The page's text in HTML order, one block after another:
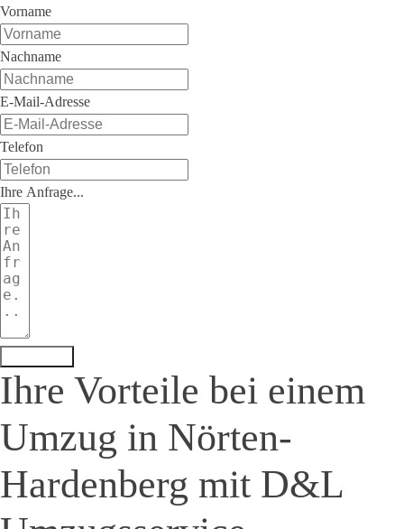
Vorname
Nachname
E-Mail-Adresse
Telefon
Ihre Anfrage...
Ihre Vorteile bei einem
Umzug in Nörten-
Hardenberg mit D&L